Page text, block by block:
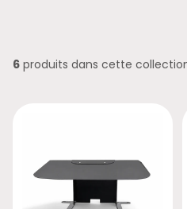
6 produits dans cette